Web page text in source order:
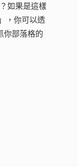
如果是這樣
，你可以透
你部落格的